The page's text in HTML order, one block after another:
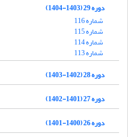
دوره 29 (1403-1404)
شماره 116
شماره 115
شماره 114
شماره 113
دوره 28 (1402-1403)
دوره 27 (1401-1402)
دوره 26 (1400-1401)